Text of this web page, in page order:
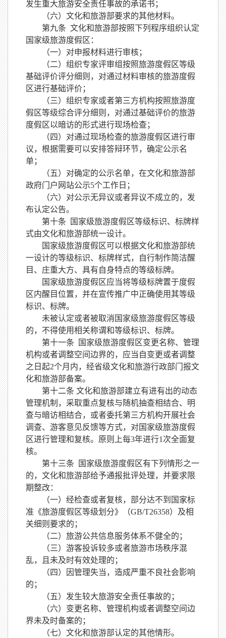
发生重大旅游安全责任事故的承诺书；
（六）文化和旅游部要求的其他材料。
第九条 文化和旅游部按照下列 程序组织认定
国家级旅游度假区：
（一）对申报材料进行审核；
（二）组织专家评审组按照旅游度假区等级
基础评价评分细则，对通过材料审核的旅游度假
区进行基础评价；
（三）组织专家或者第三方机构按照旅游度
假区等级综合评分细则，对通过基础评价的旅游
度假区以暗访的形式进行现场检查；
（四）对通过现场检查的旅游度假区进行审
议，根据需要可以安排答辩环节，确定公示名
单；
（五）对确定的公示名单，在文化和旅游部
政府门户 网站公示5个工作日；
（六）对公示无异议或者异议不成立的，发
布认定公告。
第十条
国家级旅游度假区等级标识、标牌样
式由文化和旅游部统一设计。
国家级旅游度假区可以根据文化和旅游部统
一设计的等级标识、标牌样式，自行制作简洁醒
目、庄重大方、具有自身特点的等级标牌。
国家级旅游度假区应当将等级标牌置于度假
区内醒目位置，并在宣传推广中正确使用其等级
标识、标牌。
未被认定或者被取消国家级旅游度假区等级
的，不得使用相关称谓和等级标识、标牌。
第十一条
国家级旅游度假区变更名称、管理
机构或者调整空间边界的，应当自变更或者调整
之日起2个月内，经省级文化和旅游行政部门报文
化和旅游部备案。
第十二条 文化和旅游部建立有进有出的动态
管理机制，采取重点复核与随机抽查相结合、明
查与暗访相结合，或者委托第三方机构开展社会
调查、游客意见反馈等方式，对国家级旅游度假
区进行管理和复核。原则上每3年进行1次全面复
核。
第十三条
国家级旅游度假区有下列情形之一
的，文化和旅游部给予通报批评处理，并要求限
期整改：
（一）经检查或者复核，部分达不到国家标
准《旅游度假区等级划分》（GB/T26358）及相
关细则要求的；
（二）旅游公共信息服务体系不健全的；
（三）游客投诉较多或者旅游市场秩序混
乱，且未及时有效处理的；
（四）因管理失当，造成严重不良社会影响
的；
（五）发生较大旅游安全责任事故的；
（六）变更名称、管理机构或者调整空间边
界未及时备案的；
（七）文化和旅游部认定的其他情形。